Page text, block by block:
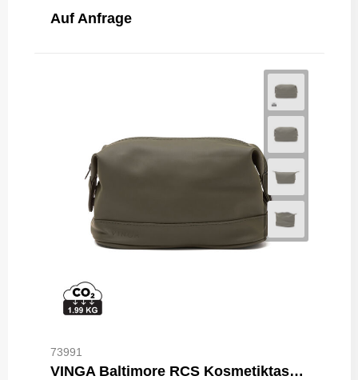
Auf Anfrage
73991
VINGA Baltimore RCS Kosmetiktasche